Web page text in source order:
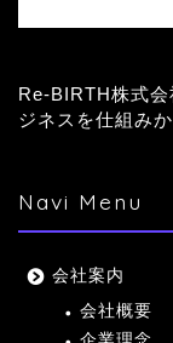
Re-BIRTH株式
ジネスを仕組み
Navi Menu
会社案内
会社概要